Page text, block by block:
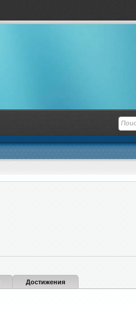
Достижения